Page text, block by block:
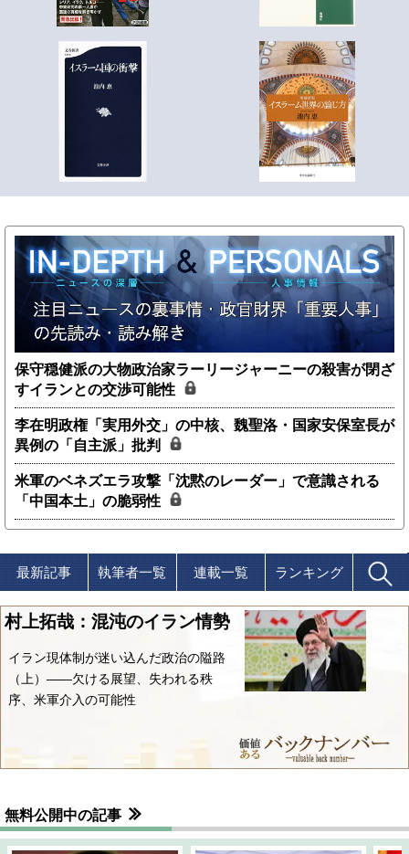
保守穏健派の大物政治家ラーリージャーニーの殺害が閉ざ
すイランとの交渉可能性
李在明政権「実用外交」の中核、魏聖洛・国家安保室長が
異例の「自主派」批判
米軍のベネズエラ攻撃「沈黙のレーダー」で意識される
「中国本土」の脆弱性
最新記事 執筆者一覧 連載一覧 ランキング
村上拓哉：混沌のイラン情勢
イラン現体制が迷い込んだ政治の隘路
（上）――欠ける展望、失われる秩
序、米軍介入の可能性
無料公開中の記事